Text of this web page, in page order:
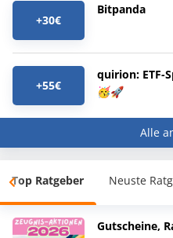
+30€
Bitpanda
+55€
quirion: ETF-
🥳🚀
Alle
Top Ratgeber Neuste
Gutscheine,